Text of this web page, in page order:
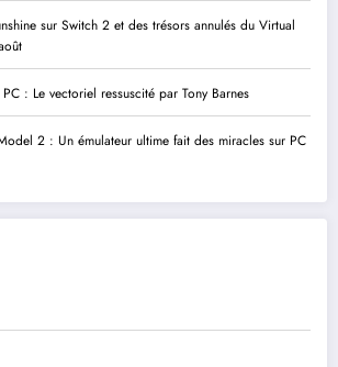
sur Switch 2 et des trésors annulés du Virtual
: Le vectoriel ressuscité par Tony Barnes
2 : Un émulateur ultime fait des miracles sur PC